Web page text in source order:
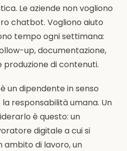
Le aziende non vogliono
chatbot. Vogliono aiuto
tempo ogni settimana:
up, documentazione,
produzione di contenuti.
un dipendente in senso
responsabilità umana. Un
è questo: un
digitale a cui si
ambito di lavoro, un